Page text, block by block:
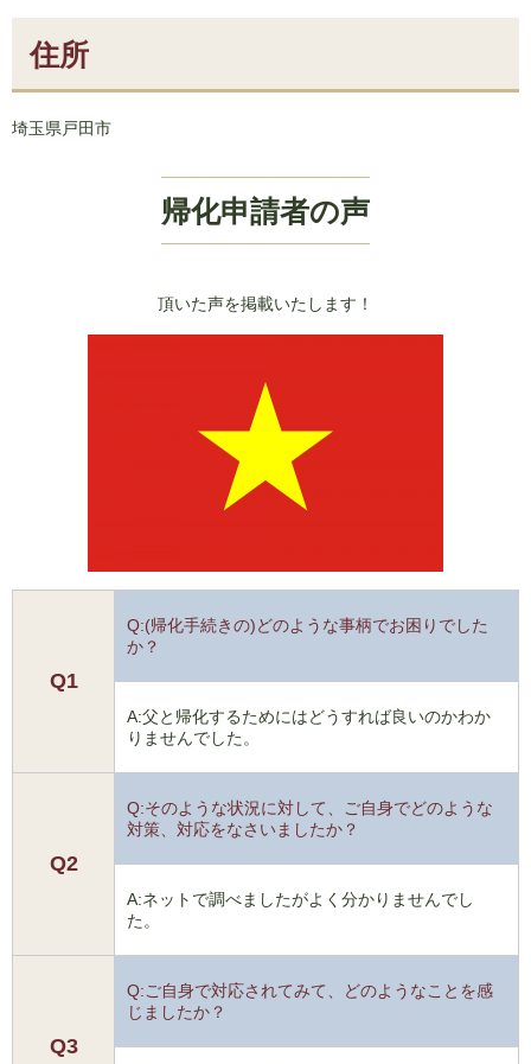
住所
埼玉県戸田市
帰化申請者の声
頂いた声を掲載いたします！
Q1
Q:(帰化手続きの)どのような事柄でお困りでした
か？
A:父と帰化するためにはどうすれば良いのかわか
りませんでした。
Q2
Q:そのような状況に対して、ご自身でどのような
対策、対応をなさいましたか？
A:ネットで調べましたがよく分かりませんでし
た。
Q3
Q:ご自身で対応されてみて、どのようなことを感
じましたか？